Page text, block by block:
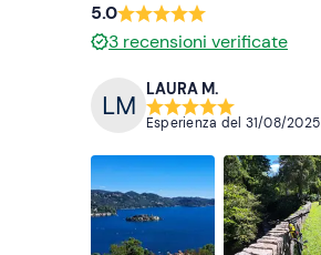
5.0
3 recensioni verificate
LAURA M.
Esperienza del 31/08/2025